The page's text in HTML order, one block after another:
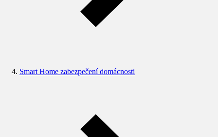
Smart Home zabezpečení domácnosti